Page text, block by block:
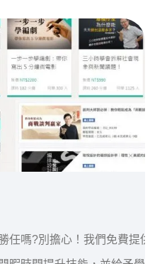
任嗎?別擔心！我們免費提供